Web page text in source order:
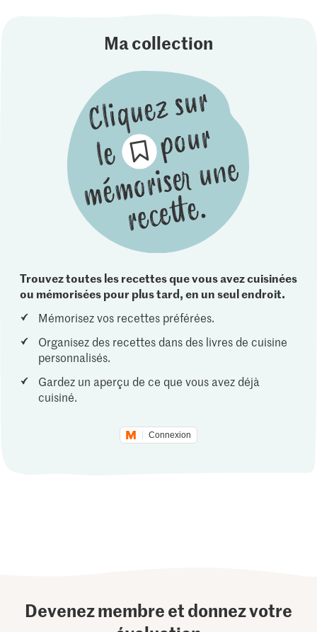
Ma collection
Trouvez toutes les recettes que vous avez cuisinées
ou mémorisées pour plus tard, en un seul endroit.
Mémorisez vos recettes préférées.
Organisez des recettes dans des livres de cuisine
personnalisés.
Gardez un aperçu de ce que vous avez déjà
cuisiné.
Connexion
Devenez membre et donnez votre